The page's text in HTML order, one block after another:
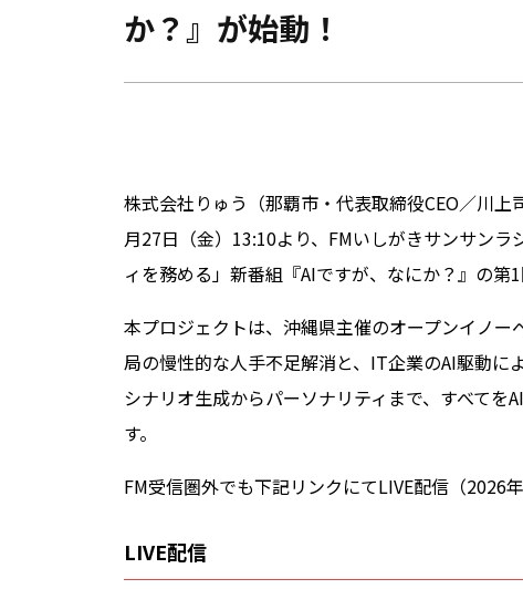
か？』が始動！
株式会社りゅう（那覇市・代表取締役CEO／川
月27日（金）13:10より、FMいしがきサンサン
ィを務める」新番組『AIですが、なにか？』の第
本プロジェクトは、沖縄県主催のオープンイノ
局の慢性的な人手不足解消と、IT企業のAI駆動に
シナリオ生成からパーソナリティまで、すべて
す。
FM受信圏外でも下記リンクにてLIVE配信（2026
LIVE配信